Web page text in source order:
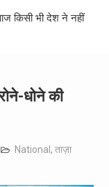
किसी भी देश ने नहीं
धोने की
National, ताज़ा